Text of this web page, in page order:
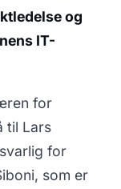
og
IT-
for
til Lars
for
som er